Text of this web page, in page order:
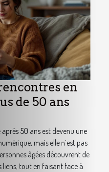
en
de 50 ans
50 ans est devenu une
mais elle n’est pas
âgées découvrent de
liens, tout en faisant face à